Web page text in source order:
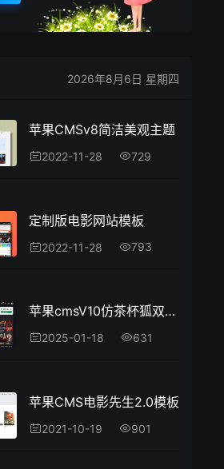
2026年8月6日 星期四
苹果CMSv8简洁美观主题
2022-11-28 729
定制版电影网站模板
2022-11-28 793
苹果cmsV10仿茶杯狐双色自适应主题模板源码
2025-01-18 631
苹果CMS电影先生2.0模板
2021-10-19 901